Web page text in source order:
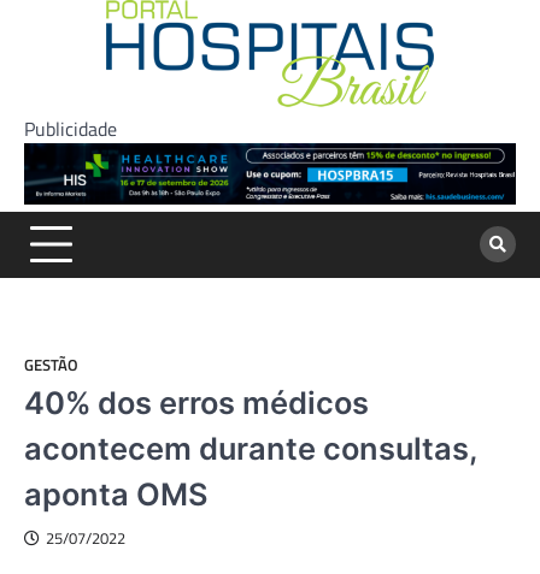
Publicidade
GESTÃO
40% dos erros médicos
acontecem durante consultas,
aponta OMS
25/07/2022